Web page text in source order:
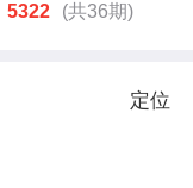
5322 (共36期)
定位